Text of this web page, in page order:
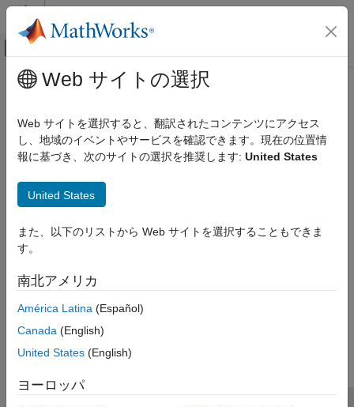
コンテンツへスキップ
オフキャンバス ナビゲーション メ
ドキュメンテーションのホーム
メインコンテンツ
この情報は役に立ちましたか？
Web サイトの選択
Web サイトを選択すると、翻訳されたコンテンツにアクセス
し、地域のイベントやサービスを確認できます。現在の位置情
報に基づき、次のサイトの選択を推奨します: United States
United States
また、以下のリストから Web サイトを選択することもできま
す。
南北アメリカ
América Latina (Español)
Canada (English)
United States (English)
ヨーロッパ